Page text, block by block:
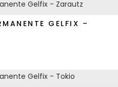
GELFIX –